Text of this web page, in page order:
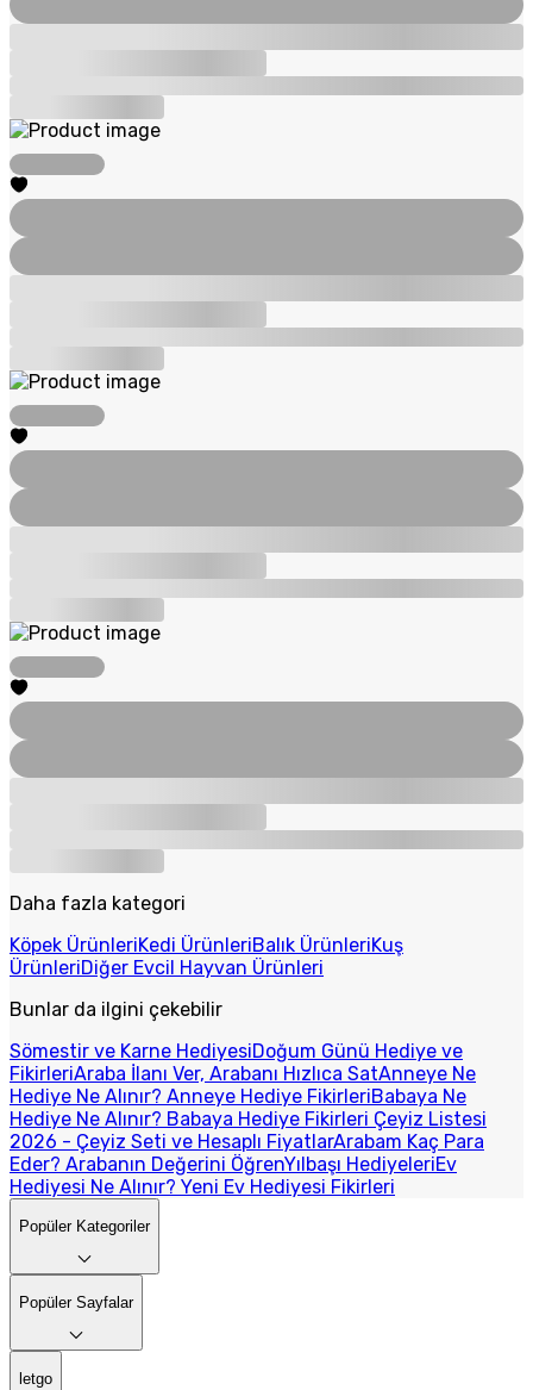
Daha fazla kategori
Köpek ÜrünleriKedi ÜrünleriBalık ÜrünleriKuş
ÜrünleriDiğer Evcil Hayvan Ürünleri
Bunlar da ilgini çekebilir
Sömestir ve Karne HediyesiDoğum Günü Hediye ve
FikirleriAraba İlanı Ver, Arabanı Hızlıca SatAnneye Ne
Hediye Ne Alınır? Anneye Hediye FikirleriBabaya Ne
Hediye Ne Alınır? Babaya Hediye Fikirleri Çeyiz Listesi
2026 - Çeyiz Seti ve Hesaplı FiyatlarArabam Kaç Para
Eder? Arabanın Değerini ÖğrenYılbaşı HediyeleriEv
Hediyesi Ne Alınır? Yeni Ev Hediyesi Fikirleri
Popüler Kategoriler
Popüler Sayfalar
letgo